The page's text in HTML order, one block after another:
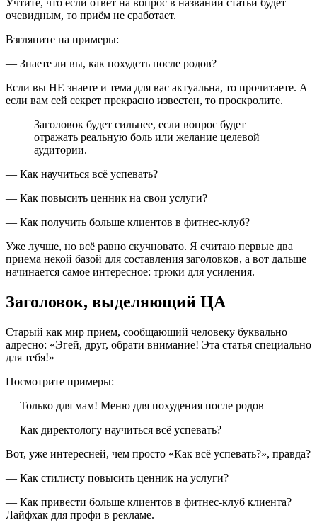
Учтите, что если ответ на вопрос в названии статьи будет
очевидным, то приём не сработает.
Взгляните на примеры:
— Знаете ли вы, как похудеть после родов?
Если вы НЕ знаете и тема для вас актуальна, то прочитаете. А
если вам сей секрет прекрасно известен, то проскролите.
Заголовок будет сильнее, если вопрос будет
отражать реальную боль или желание целевой
аудитории.
— Как научиться всё успевать?
— Как повысить ценник на свои услуги?
— Как получить больше клиентов в фитнес-клуб?
Уже лучше, но всё равно скучновато. Я считаю первые два
приема некой базой для составления заголовков, а вот дальше
начинается самое интересное: трюки для усиления.
Заголовок, выделяющий ЦА
Старый как мир прием, сообщающий человеку буквально
адресно: «Эгей, друг, обрати внимание! Эта статья специально
для тебя!»
Посмотрите примеры:
— Только для мам! Меню для похудения после родов
— Как директологу научиться всё успевать?
Вот, уже интересней, чем просто «Как всё успевать?», правда?
— Как стилисту повысить ценник на услуги?
— Как привести больше клиентов в фитнес-клуб клиента?
Лайфхак для профи в рекламе.